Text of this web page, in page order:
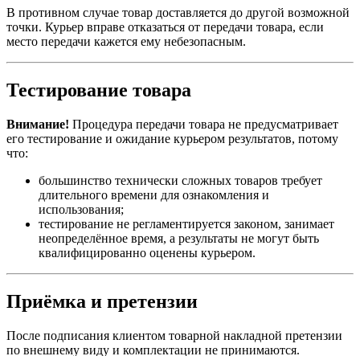
В противном случае товар доставляется до другой возможной
точки. Курьер вправе отказаться от передачи товара, если
место передачи кажется ему небезопасным.
Тестирование товара
Внимание! Процедура передачи товара не предусматривает
его тестирование и ожидание курьером результатов, потому
что:
большинство технически сложных товаров требует
длительного времени для ознакомления и
использования;
тестирование не регламентируется законом, занимает
неопределённое время, а результаты не могут быть
квалифицированно оценены курьером.
Приёмка и претензии
После подписания клиентом товарной накладной претензии
по внешнему виду и комплектации не принимаются.